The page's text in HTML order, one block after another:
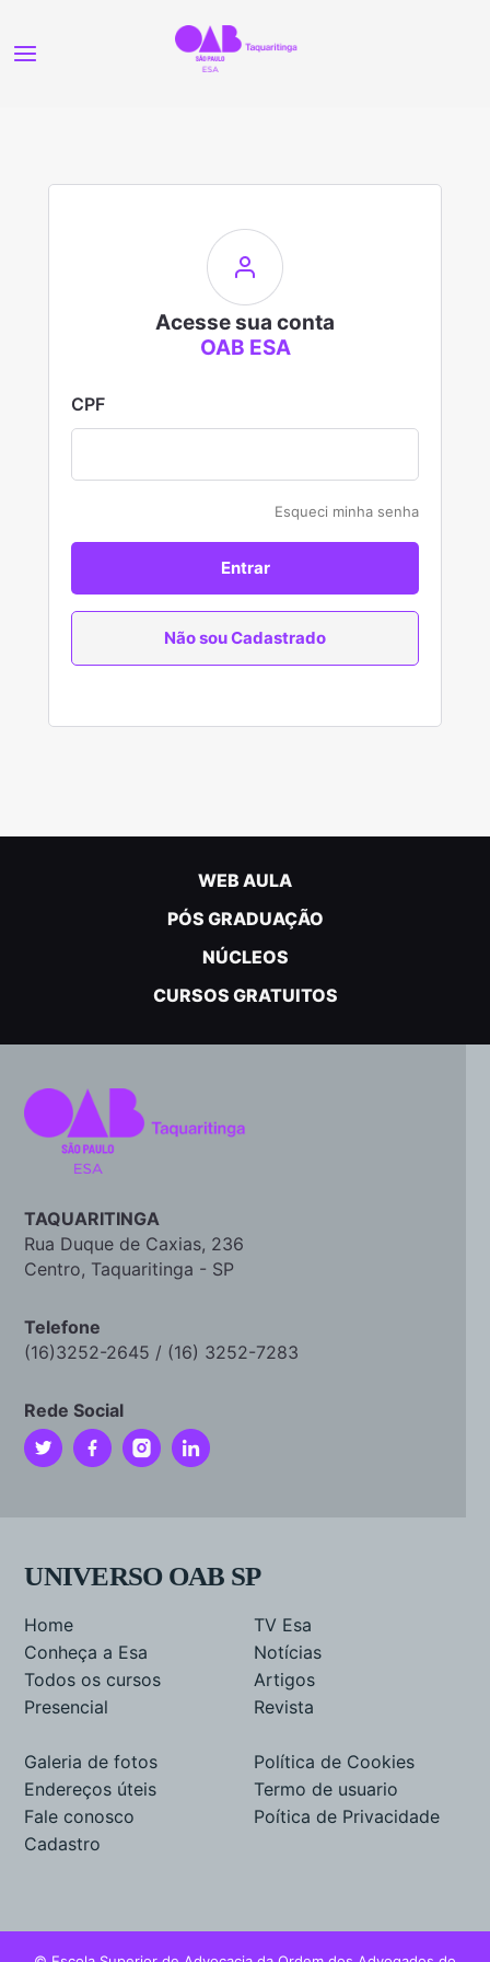
Acesse sua conta
OAB ESA
CPF
Esqueci minha senha
Entrar
Não sou Cadastrado
WEB AULA
PÓS GRADUAÇÃO
NÚCLEOS
CURSOS GRATUITOS
TAQUARITINGA
Rua Duque de Caxias, 236
Centro, Taquaritinga - SP
Telefone
(16)3252-2645 / (16) 3252-7283
Rede Social
UNIVERSO OAB SP
Home
Conheça a Esa
Todos os cursos
Presencial
TV Esa
Notícias
Artigos
Revista
Galeria de fotos
Endereços úteis
Fale conosco
Cadastro
Política de Cookies
Termo de usuario
Poítica de Privacidade